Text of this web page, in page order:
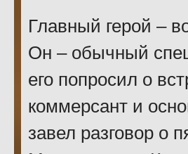
Главный герой –
Он – обычный
его попросил о
коммерсант и
завел разговор о